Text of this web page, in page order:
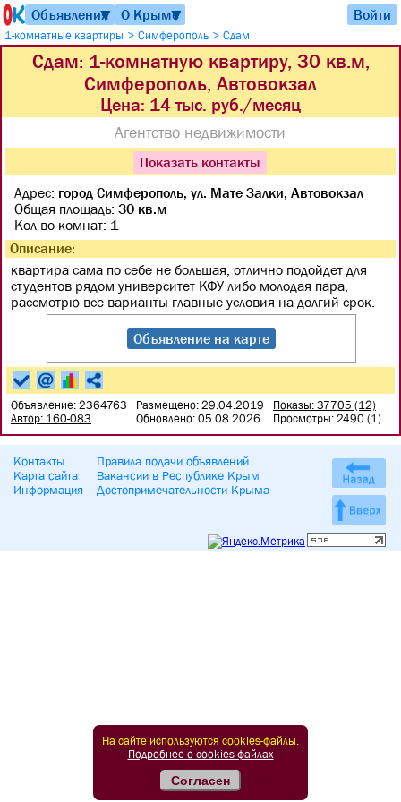
Объявления
▼ О Крыме
▼ Войти
1-комнатные квартиры > Симферополь > Сдам
Сдам: 1-комнатную квартиру, 30 кв.м,
Симферополь, Автовокзал
Цена: 14 тыс. руб./месяц
Агентство недвижимости
Показать контакты
Адрес: город Симферополь, ул. Мате Залки, Автовокзал
Общая площадь:30 кв.м
Кол-во комнат: 1
Описание:
квартира сама по себе не большая, отлично подойдет для
студентов рядом университет КФУ либо молодая пара,
рассмотрю все варианты главные условия на долгий срок.
Объявление на карте
Объявление: 2364763
Автор: 160-083
Размещено: 29.04.2019
Обновлено: 05.08.2026
Показы: 37705 (12)
Просмотры: 2490 (1)
Контакты
Карта сайта
Информация
Правила подачи объявлений
Вакансии в Республике Крым
Достопримечательности Крыма
На сайте используются cookies-файлы.
Подробнее о cookies-файлах
Согласен